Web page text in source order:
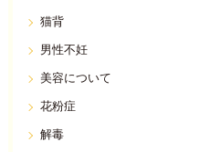
猫背
男性不妊
美容について
花粉症
解毒